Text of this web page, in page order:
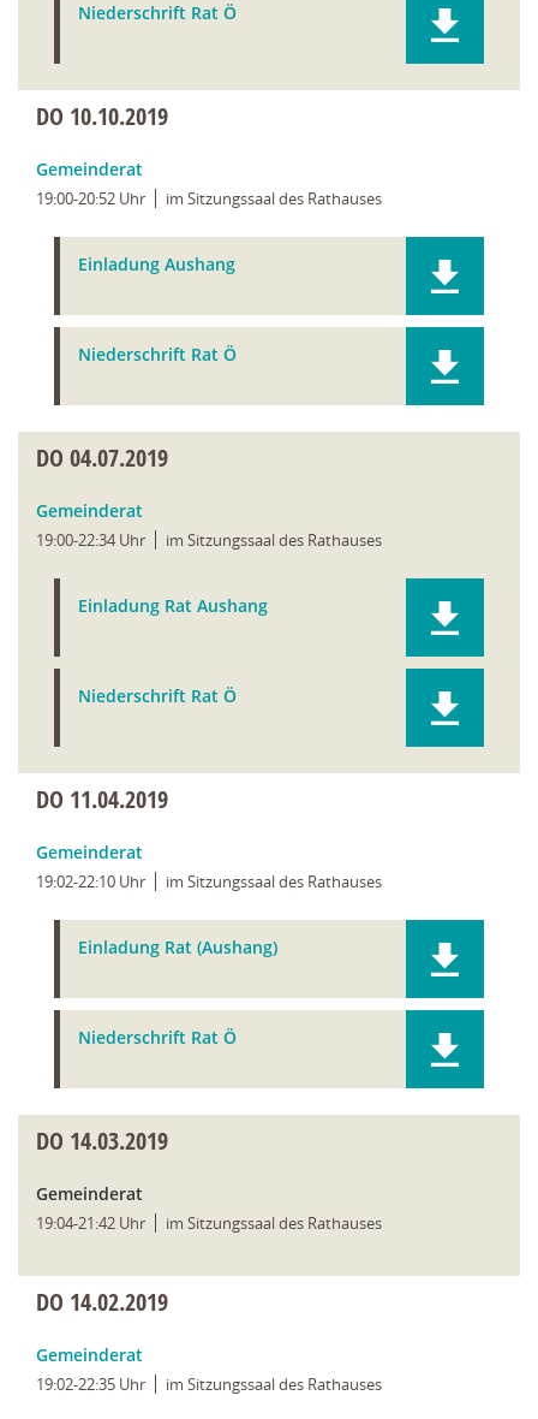
Niederschrift Rat Ö
DO 10.10.2019
Gemeinderat
19:00-20:52 Uhr im Sitzungssaal des Rathauses
Einladung Aushang
Niederschrift Rat Ö
DO 04.07.2019
Gemeinderat
19:00-22:34 Uhr im Sitzungssaal des Rathauses
Einladung Rat Aushang
Niederschrift Rat Ö
DO 11.04.2019
Gemeinderat
19:02-22:10 Uhr im Sitzungssaal des Rathauses
Einladung Rat (Aushang)
Niederschrift Rat Ö
DO 14.03.2019
Gemeinderat
19:04-21:42 Uhr im Sitzungssaal des Rathauses
DO 14.02.2019
Gemeinderat
19:02-22:35 Uhr im Sitzungssaal des Rathauses